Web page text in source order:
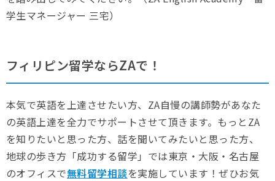
学生マネージャー 三宅）
フィリピン留学ならZAで！
本気で英語を上達させたい方、ZA自慢の講師勢があなた
の英語上達を全力でサポートさせて頂きます。もっとZA
を知りたいと思った方、話を聞いてみたいと思った方、
地球の歩き方「成功する留学」では東京・大阪・名古屋
のオフィスで無料留学相談を実施しています！ぜひお気